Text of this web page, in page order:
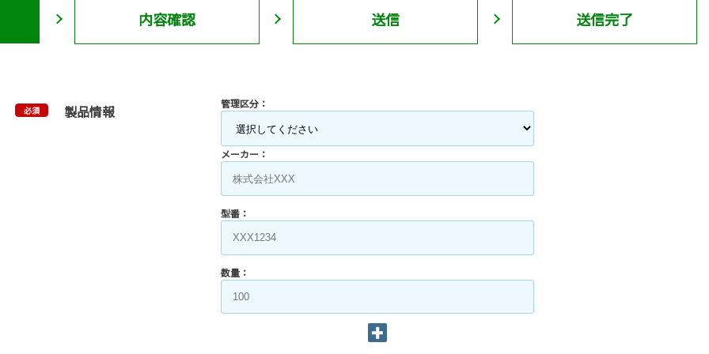
内容確認 送信 送信完了
必須 製品情報 管理区分：
メーカー：
型番：
数量：